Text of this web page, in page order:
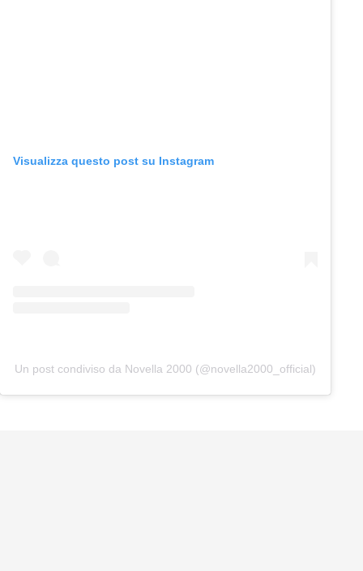
Visualizza questo post su Instagram
Un post condiviso da Novella 2000 (@novella2000_official)